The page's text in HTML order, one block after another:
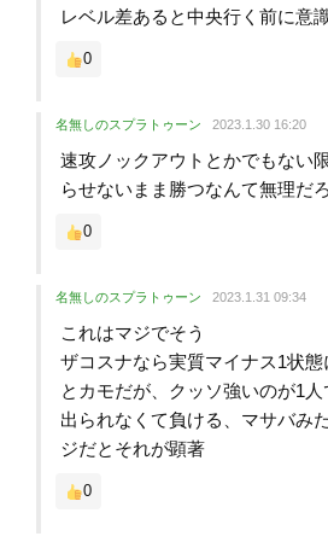
レベル差あると中央行く前に意
0
名無しのスプラトゥーン 2023.1.30 16:20
速攻ノックアウトとかでもない
らせないまま勝つなんて無理だろ
0
名無しのスプラトゥーン 2023.1.31 09:34
これはマジでそう
ザコスナなら実質マイナス1状
とカモだが、クッソ強いのが1
出られなくて負ける、マサバみ
ジだとそれが顕著
0